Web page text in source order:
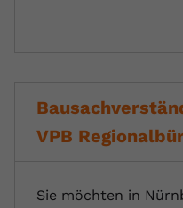
VPB
Sie möchten in